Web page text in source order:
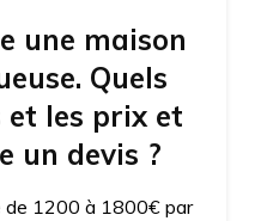
une maison
Quels
les prix et
un devis ?
de 1200 à 1800€ par